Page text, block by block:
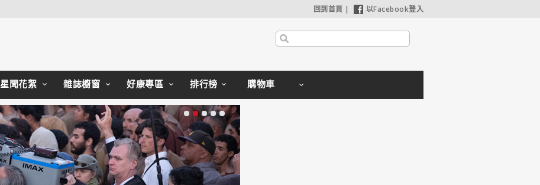
回到首頁 | 以Facebook登入
星聞花絮 雜誌櫥窗 好康專區 排行榜 購物車